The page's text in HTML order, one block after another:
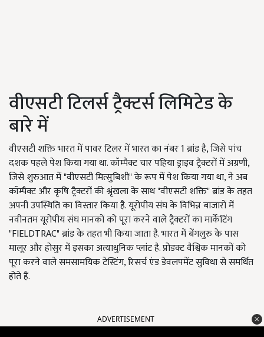
वीएसटी टिलर्स ट्रैक्टर्स लिमिटेड के
बारे में
वीएसटी शक्ति भारत में पावर टिलर में भारत का नंबर 1 ब्रांड है, जिसे पांच
दशक पहले पेश किया गया था. कॉम्पैक्ट चार पहिया ड्राइव ट्रैक्टरों में अग्रणी,
जिसे शुरुआत में "वीएसटी मित्सुबिशी" के रूप में पेश किया गया था, ने अब
कॉम्पैक्ट और कृषि ट्रैक्टरों की श्रृंखला के साथ "वीएसटी शक्ति" ब्रांड के तहत
अपनी उपस्थिति का विस्तार किया है. यूरोपीय संघ के विभिन्न बाजारों में
नवीनतम यूरोपीय संघ मानकों को पूरा करने वाले ट्रैक्टरों का मार्केटिंग
"FIELDTRAC" ब्रांड के तहत भी किया जाता है. भारत में बेंगलुरु के पास
मालूर और होसुर में इसका अत्याधुनिक प्लांट है. प्रोडक्ट वैश्विक मानकों को
पूरा करने वाले समसामयिक टेस्टिंग, रिसर्च एंड डेवलपमेंट सुविधा से समर्थित
होते हैं.
ADVERTISEMENT